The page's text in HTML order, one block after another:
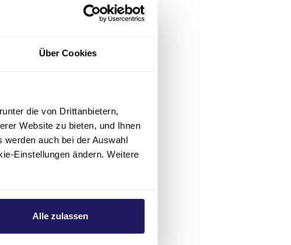
Über Cookies
die von Drittanbietern,
Website zu bieten, und Ihnen
werden auch bei der Auswahl
Einstellungen ändern. Weitere
Alle zulassen
oder
Art, die durch
Angebot ohne
von
oder